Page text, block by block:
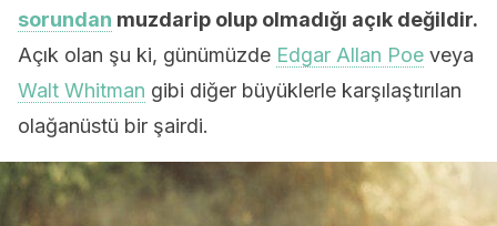
sorundan muzdarip olup olmadığı açık değildir.
Açık olan şu ki, günümüzde Edgar Allan Poe veya
Walt Whitman gibi diğer büyüklerle karşılaştırılan
olağanüstü bir şairdi.